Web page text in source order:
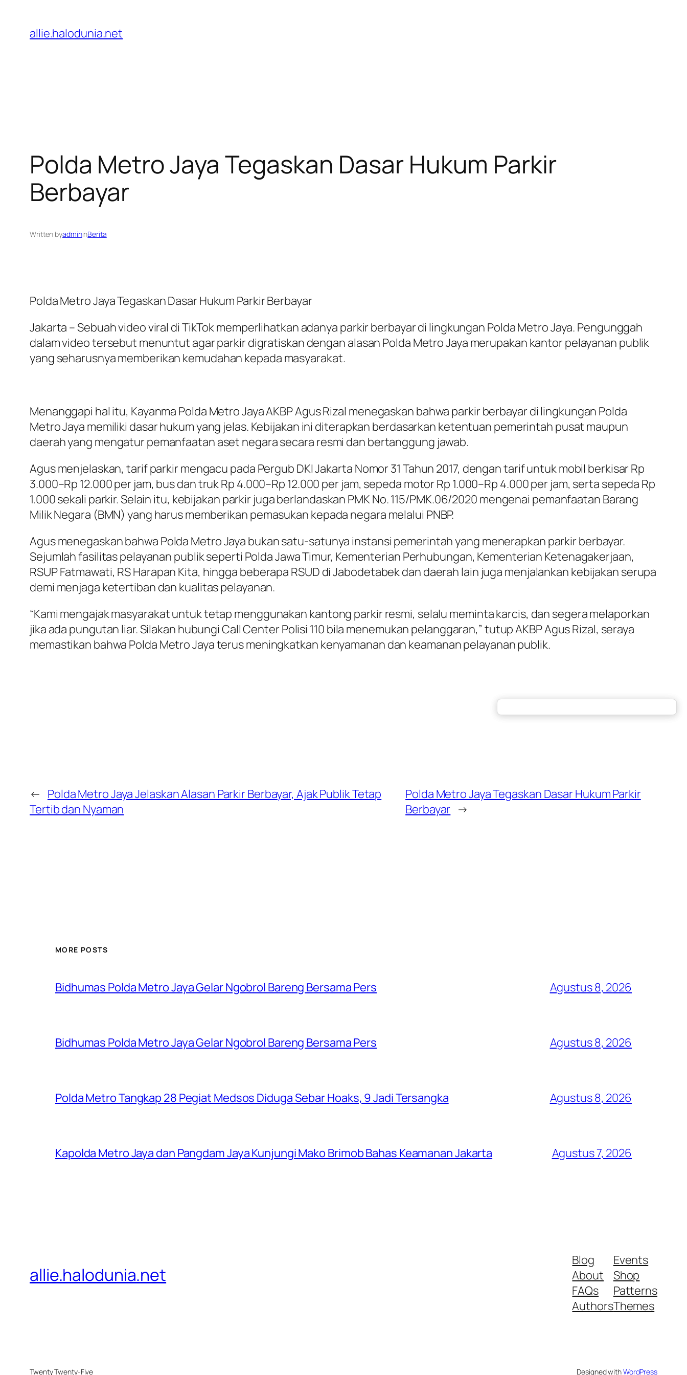
konten
allie.halodunia.net
Polda Metro Jaya Tegaskan Dasar Hukum Parkir
Berbayar
Written byadmininBerita
Polda Metro Jaya Tegaskan Dasar Hukum Parkir Berbayar
Jakarta – Sebuah video viral di TikTok memperlihatkan adanya parkir berbayar di lingkungan Polda Metro Jaya. Pengunggah
dalam video tersebut menuntut agar parkir digratiskan dengan alasan Polda Metro Jaya merupakan kantor pelayanan publik
yang seharusnya memberikan kemudahan kepada masyarakat.
Menanggapi hal itu, Kayanma Polda Metro Jaya AKBP Agus Rizal menegaskan bahwa parkir berbayar di lingkungan Polda
Metro Jaya memiliki dasar hukum yang jelas. Kebijakan ini diterapkan berdasarkan ketentuan pemerintah pusat maupun
daerah yang mengatur pemanfaatan aset negara secara resmi dan bertanggung jawab.
Agus menjelaskan, tarif parkir mengacu pada Pergub DKI Jakarta Nomor 31 Tahun 2017, dengan tarif untuk mobil berkisar Rp
3.000–Rp 12.000 per jam, bus dan truk Rp 4.000–Rp 12.000 per jam, sepeda motor Rp 1.000–Rp 4.000 per jam, serta sepeda Rp
1.000 sekali parkir. Selain itu, kebijakan parkir juga berlandaskan PMK No. 115/PMK.06/2020 mengenai pemanfaatan Barang
Milik Negara (BMN) yang harus memberikan pemasukan kepada negara melalui PNBP.
Agus menegaskan bahwa Polda Metro Jaya bukan satu-satunya instansi pemerintah yang menerapkan parkir berbayar.
Sejumlah fasilitas pelayanan publik seperti Polda Jawa Timur, Kementerian Perhubungan, Kementerian Ketenagakerjaan,
RSUP Fatmawati, RS Harapan Kita, hingga beberapa RSUD di Jabodetabek dan daerah lain juga menjalankan kebijakan serupa
demi menjaga ketertiban dan kualitas pelayanan.
“Kami mengajak masyarakat untuk tetap menggunakan kantong parkir resmi, selalu meminta karcis, dan segera melaporkan
jika ada pungutan liar. Silakan hubungi Call Center Polisi 110 bila menemukan pelanggaran,” tutup AKBP Agus Rizal, seraya
memastikan bahwa Polda Metro Jaya terus meningkatkan kenyamanan dan keamanan pelayanan publik.
← Polda Metro Jaya Jelaskan Alasan Parkir Berbayar, Ajak Publik Tetap
Tertib dan Nyaman
Polda Metro Jaya Tegaskan Dasar Hukum Parkir
Berbayar →
MORE POSTS
Bidhumas Polda Metro Jaya Gelar Ngobrol Bareng Bersama Pers Agustus 8, 2026
Bidhumas Polda Metro Jaya Gelar Ngobrol Bareng Bersama Pers Agustus 8, 2026
Polda Metro Tangkap 28 Pegiat Medsos Diduga Sebar Hoaks, 9 Jadi Tersangka Agustus 8, 2026
Kapolda Metro Jaya dan Pangdam Jaya Kunjungi Mako Brimob Bahas Keamanan Jakarta Agustus 7, 2026
allie.halodunia.net
Blog
About
FAQs
Authors
Events
Shop
Patterns
Themes
Twenty Twenty-Five Designed withWordPress